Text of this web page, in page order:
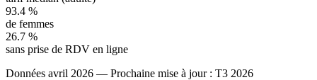
93.4 %
de femmes
26.7 %
sans prise de RDV en ligne
Données avril 2026 — Prochaine mise à jour : T3 2026